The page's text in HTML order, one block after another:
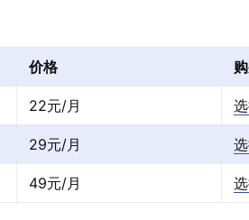
价格
22元/月
29元/月
49元/月